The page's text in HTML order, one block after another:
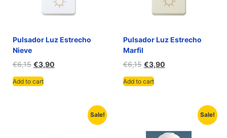
Pulsador Luz Estrecho
Nieve
€6,15 €3,90
Add to cart
Pulsador Luz Estrecho
Marfil
€6,15 €3,90
Add to cart
Sale! Sale!